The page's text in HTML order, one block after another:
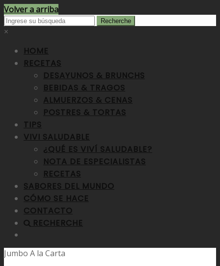
Volver a arriba
×
HOME
RECETAS
DESAYUNOS & BRUNCHS
BEBIDAS & TRAGOS
ALMUERZOS & CENAS
POSTRES & TORTAS
TIPS
VIVI SALUDABLE
¿QUÉ ES VIVÍ SALUDABLE?
NOTA DE ESPECIALISTAS
RECETAS
SABORES DEL MUNDO
CÓMO SE HACE
CONTACTO
RECHERCHE
Jumbo A la Carta